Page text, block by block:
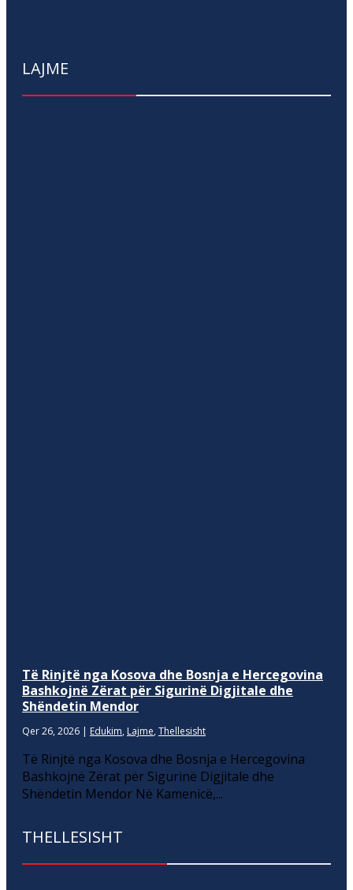
LAJME
Të Rinjtë nga Kosova dhe Bosnja e Hercegovina
Bashkojnë Zërat për Sigurinë Digjitale dhe
Shëndetin Mendor
Qer 26, 2026 | Edukim, Lajme, Thellesisht
Të Rinjtë nga Kosova dhe Bosnja e Hercegovina
Bashkojnë Zërat për Sigurinë Digjitale dhe
Shëndetin Mendor Në Kamenicë,...
THELLESISHT